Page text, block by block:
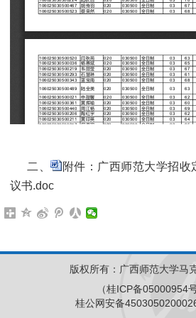
二、
附件：广西师范大学招
议书.doc
版权所有：广西师范大学马
（桂ICP备05000954
桂公网安备